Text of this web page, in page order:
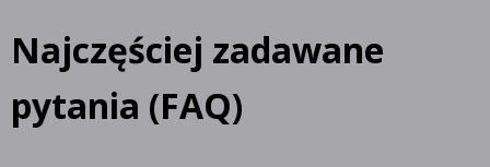
Najczęściej zadawane
pytania (FAQ)